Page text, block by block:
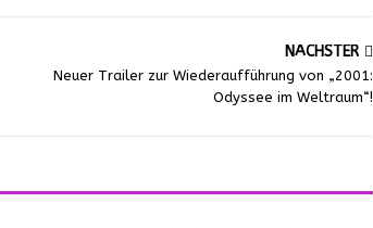
NÄCHSTER
Neuer Trailer zur Wiederaufführung von „2001:
Odyssee im Weltraum“!